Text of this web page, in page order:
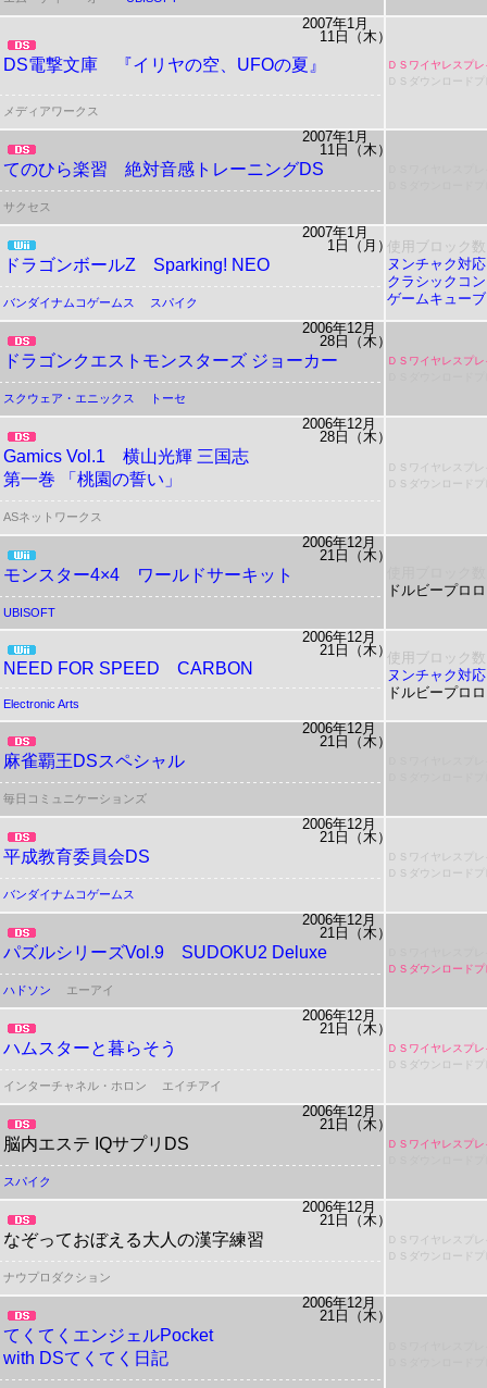
2007年1月
11日（木）
DS電撃文庫 『イリヤの空、UFOの夏』
ＤＳワイヤレスプ
ＤＳダウンロード
メディアワークス
2007年1月
11日（木）
てのひら楽習 絶対音感トレーニングDS
サクセス
2007年1月
1日（月）
ドラゴンボールZ Sparking! NEO
使用ブロック
ヌンチャク対応
クラシックコ
ゲームキュー
バンダイナムコゲームス スパイク
2006年12月
28日（木）
ドラゴンクエストモンスターズ ジョーカー
ＤＳワイヤレスプ
スクウェア・エニックス
トーセ
2006年12月
28日（木）
Gamics Vol.1
横山光輝 三国志
第一巻 「桃園の誓い」
ＤＳワイヤレスプ
ＤＳダウンロード
ASネットワークス
2006年12月
21日（木）
モンスター4×4 ワールドサーキット
ドルビープロ
UBISOFT
2006年12月
21日（木）
NEED FOR SPEED CARBON
使用ブロック
ヌンチャク対応
ドルビープロ
Electronic Arts
2006年12月
21日（木）
麻雀覇王DSスペシャル
毎日コミュニケーションズ
2006年12月
21日（木）
平成教育委員会DS
ＤＳワイヤレスプ
ＤＳダウンロード
バンダイナムコゲームス
2006年12月
21日（木）
パズルシリーズVol.9 SUDOKU2 Deluxe
ＤＳダウンロード
ハドソン
エーアイ
2006年12月
21日（木）
ハムスターと暮らそう
ＤＳワイヤレスプ
ＤＳダウンロード
インターチャネル・ホロン
エイチアイ
2006年12月
21日（木）
脳内エステ IQサプリDS
ＤＳワイヤレスプ
スパイク
2006年12月
21日（木）
なぞっておぼえる大人の漢字練習
ＤＳワイヤレスプ
ＤＳダウンロード
ナウプロダクション
2006年12月
21日（木）
てくてくエンジェルPocket
with DSてくてく日記